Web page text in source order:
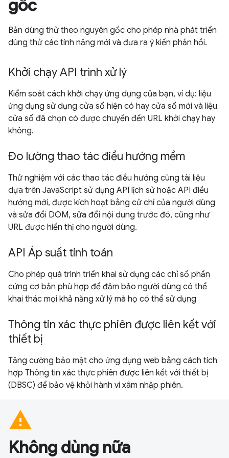
gốc
Bản dùng thử theo nguyên gốc cho phép nhà phát triển
dùng thử các tính năng mới và đưa ra ý kiến phản hồi.
Khởi chạy API trình xử lý
Kiểm soát cách khởi chạy ứng dụng của bạn, ví dụ: liệu
ứng dụng sử dụng cửa sổ hiện có hay cửa sổ mới và liệu
cửa sổ đã chọn có được chuyển đến URL khởi chạy hay
không.
Đo lường thao tác điều hướng mềm
Thử nghiệm với các thao tác điều hướng cùng tài liệu
dựa trên JavaScript sử dụng API lịch sử hoặc API điều
hướng mới, được kích hoạt bằng cử chỉ của người dùng
và sửa đổi DOM, sửa đổi nội dung trước đó, cũng như
URL được hiển thị cho người dùng.
API Áp suất tính toán
Cho phép quá trình triển khai sử dụng các chỉ số phần
cứng cơ bản phù hợp để đảm bảo người dùng có thể
khai thác mọi khả năng xử lý mà họ có thể sử dụng
Thông tin xác thực phiên được liên kết với
thiết bị
Tăng cường bảo mật cho ứng dụng web bằng cách tích
hợp Thông tin xác thực phiên được liên kết với thiết bị
(DBSC) để bảo vệ khỏi hành vi xâm nhập phiên.
warning
Không dùng nữa